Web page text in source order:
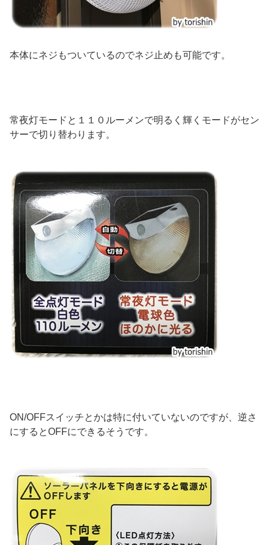
本体にネジもついているのでネジ止めも可能です。
常夜灯モードと１１０ルーメンで明るく輝くモードがセン
サーで切り替わります。
ON/OFFスイッチとかは特に付いていないのですが、逆さ
にするとOFFにできるそうです。